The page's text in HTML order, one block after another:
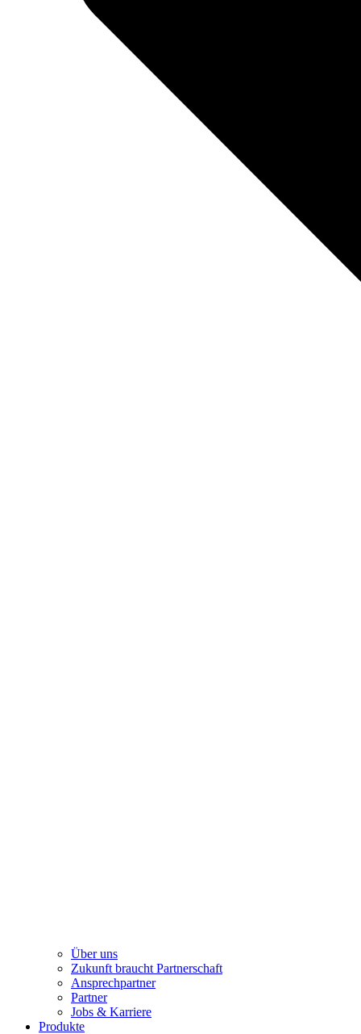
Über uns
Zukunft braucht Partnerschaft
Ansprechpartner
Partner
Jobs & Karriere
Produkte